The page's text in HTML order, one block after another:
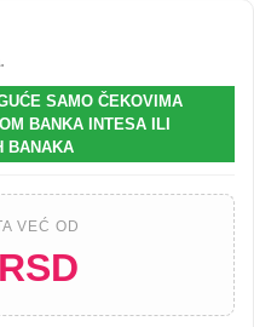
.
SAMO ČEKOVIMA
BANKA INTESA ILI
BANAKA
VEĆ OD